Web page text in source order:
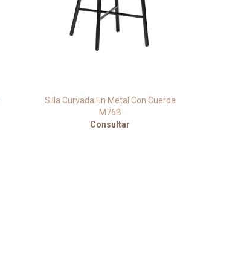
Silla Curvada En Metal Con Cuerda
M76B
Consultar